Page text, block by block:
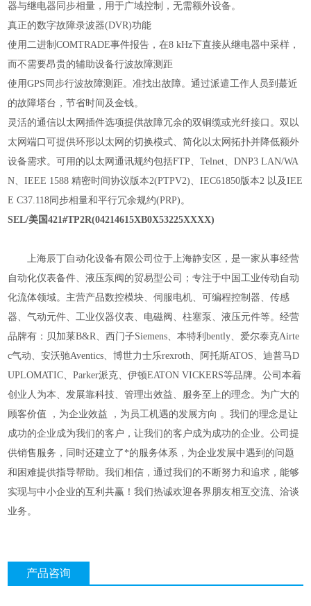
器与继电器同步相量，用于广域控制，无需额外设备。
真正的数字故障录波器(DVR)功能
使用二进制COMTRADE事件报告，在8 kHz下直接从继电器中采样，
而不需要昂贵的辅助设备行波故障测距
使用GPS同步行波故障测距。准找出故障。通过派遣工作人员到蕞近
的故障塔台，节省时间及金钱。
灵活的通信以太网插件选项提供故障冗余的双铜缆或光纤接口。双以
太网端口可提供环形以太网的切换模式、简化以太网拓扑并降低额外
设备需求。可用的以太网通讯规约包括FTP、Telnet、DNP3 LAN/WA
N、IEEE 1588 精密时间协议版本2(PTPV2)、IEC61850版本2 以及IEE
E C37.118同步相量和平行冗余规约(PRP)。
SEL/美国421#TP2R(04214615XB0X53225XXXX)
上海辰丁自动化设备有限公司位于上海静安区，是一家从事经营
自动化仪表备件、液压泵阀的贸易型公司；专注于中国工业传动自动
化流体领域。主营产品数控模块、伺服电机、可编程控制器、传感
器、气动元件、工业仪器仪表、电磁阀、柱塞泵、液压元件等。经营
品牌有：贝加莱B&R、西门子Siemens、本特利bently、爱尔泰克Airte
c气动、安沃驰Aventics、博世力士乐rexroth、阿托斯ATOS、迪普马D
UPLOMATIC、Parker派克、伊顿EATON VICKERS等品牌。公司本着
创业人为本、发展靠科技、管理出效益、服务至上的理念。为广大的
顾客价值
，为企业效益 ，为员工机遇的发展方向 。我们的理念是让
成功的企业成为我们的客户，让我们的客户成为成功的企业。公司提
供销售服务，同时还建立了*的服务体系，为企业发展中遇到的问题
和困难提供指导帮助。我们相信，通过我们的不断努力和追求，能够
实现与中小企业的互利共赢！我们热诚欢迎各界朋友相互交流、洽谈
业务。
产品咨询